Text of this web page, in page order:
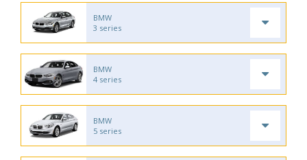
BMW
3 series
BMW
4 series
BMW
5 series